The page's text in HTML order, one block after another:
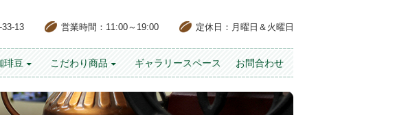
13 営業時間：11:00～19:00 定休日：月曜日＆火曜日
琲豆 こだわり商品 ギャラリースペース お問合わせ